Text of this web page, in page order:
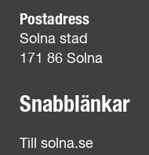
Postadress
Solna stad
171 86 Solna
Snabblänkar
Till solna.se